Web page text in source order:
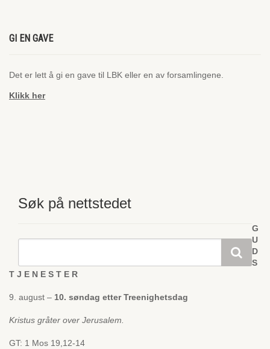
GI EN GAVE
Det er lett å gi en gave til LBK eller en av forsamlingene.
Klikk her
Søk på nettstedet
G
U
D
S
T J E N E S T E R
9. august – 10. søndag etter Treenighetsdag
Kristus gråter over Jerusalem.
GT: 1 Mos 19,12-14